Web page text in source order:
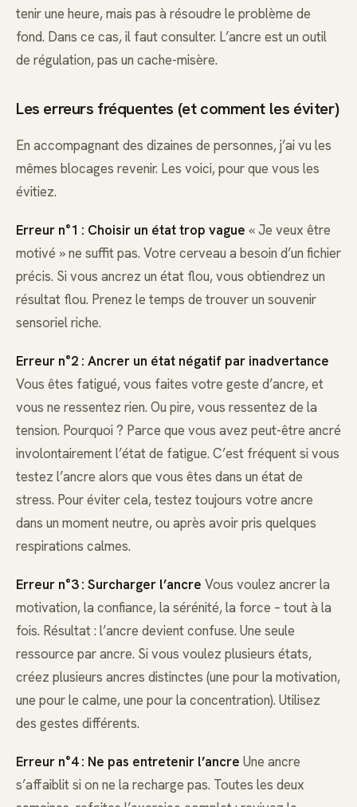
tenir une heure, mais pas à résoudre le problème de
fond. Dans ce cas, il faut consulter. L’ancre est un outil
de régulation, pas un cache-misère.
Les erreurs fréquentes (et comment les éviter)
En accompagnant des dizaines de personnes, j’ai vu les
mêmes blocages revenir. Les voici, pour que vous les
évitiez.
Erreur n°1 : Choisir un état trop vague « Je veux être
motivé » ne suffit pas. Votre cerveau a besoin d’un fichier
précis. Si vous ancrez un état flou, vous obtiendrez un
résultat flou. Prenez le temps de trouver un souvenir
sensoriel riche.
Erreur n°2 : Ancrer un état négatif par inadvertance
Vous êtes fatigué, vous faites votre geste d’ancre, et
vous ne ressentez rien. Ou pire, vous ressentez de la
tension. Pourquoi ? Parce que vous avez peut-être ancré
involontairement l’état de fatigue. C’est fréquent si vous
testez l’ancre alors que vous êtes dans un état de
stress. Pour éviter cela, testez toujours votre ancre
dans un moment neutre, ou après avoir pris quelques
respirations calmes.
Erreur n°3 : Surcharger l’ancre Vous voulez ancrer la
motivation, la confiance, la sérénité, la force – tout à la
fois. Résultat : l’ancre devient confuse. Une seule
ressource par ancre. Si vous voulez plusieurs états,
créez plusieurs ancres distinctes (une pour la motivation,
une pour le calme, une pour la concentration). Utilisez
des gestes différents.
Erreur n°4 : Ne pas entretenir l’ancre Une ancre
s’affaiblit si on ne la recharge pas. Toutes les deux